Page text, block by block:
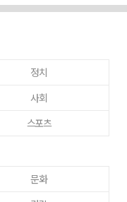
정치
사회
스포츠
문화